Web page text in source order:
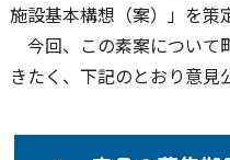
施設基本構想（案）」を策
今回、この素案について
きたく、下記のとおり意見